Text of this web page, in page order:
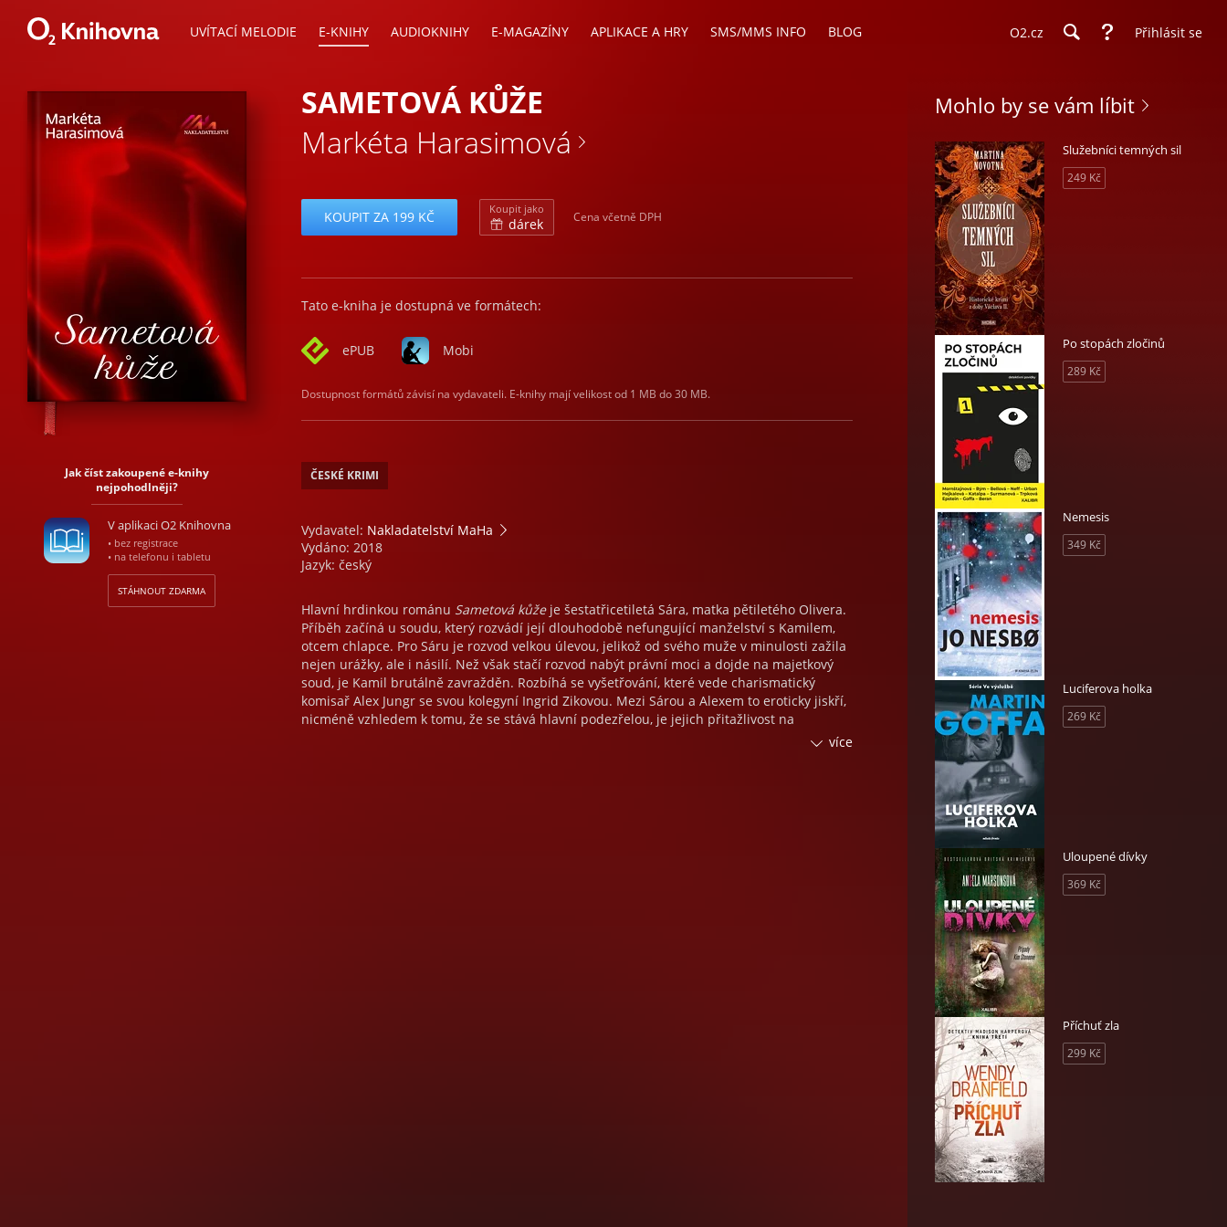
UVÍTACÍ MELODIE E-KNIHY AUDIOKNIHY E-MAGAZÍNY APLIKACE A HRY SMS/MMS INFO BLOG O2.cz Přihlásit se
Jak číst zakoupené e-knihy
nejpohodlněji?
V aplikaci O2 Knihovna
• bez registrace
• na telefonu i tabletu
STÁHNOUT ZDARMA
SAMETOVÁ KŮŽE
Markéta Harasimová
KOUPIT ZA 199 KČ Koupit jako
dárek Cena včetně DPH
Tato e-kniha je dostupná ve formátech:
ePUB Mobi
Dostupnost formátů závisí na vydavateli. E-knihy mají velikost od 1 MB do 30 MB.
ČESKÉ KRIMI
Vydavatel: Nakladatelství MaHa
Vydáno: 2018
Jazyk: český
Hlavní hrdinkou románu Sametová kůže je šestatřicetiletá Sára, matka pětiletého Olivera.
Příběh začíná u soudu, který rozvádí její dlouhodobě nefungující manželství s Kamilem,
otcem chlapce. Pro Sáru je rozvod velkou úlevou, jelikož od svého muže v minulosti zažila
nejen urážky, ale i násilí. Než však stačí rozvod nabýt právní moci a dojde na majetkový
soud, je Kamil brutálně zavražděn. Rozbíhá se vyšetřování, které vede charismatický
komisař Alex Jungr se svou kolegyní Ingrid Zikovou. Mezi Sárou a Alexem to eroticky jiskří,
nicméně vzhledem k tomu, že se stává hlavní podezřelou, je jejich přitažlivost na
překážku. Ke zvratu dochází ve chvíli, kdy policie zjistí, že Kamil krátce před svou smrtí více
Mohlo by se vám líbit
Služebníci temných sil
249 Kč
Po stopách zločinů
289 Kč
Nemesis
349 Kč
Luciferova holka
269 Kč
Uloupené dívky
369 Kč
Příchuť zla
299 Kč